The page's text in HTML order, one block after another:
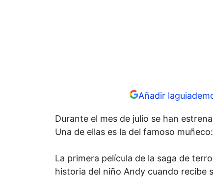
Añadir
Durante el mes de julio se han
Una de ellas es la del famoso
La primera película de la saga de
historia del niño Andy cuando recibe